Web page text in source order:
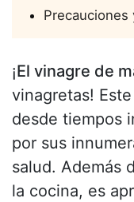
Precauciones
¡El vinagre de
vinagretas!
desde tiempos
por sus
salud. Además
la cocina, es